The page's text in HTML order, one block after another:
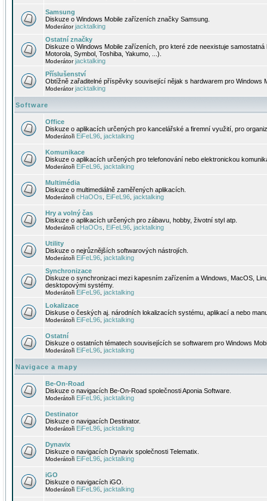
Samsung
Diskuze o Windows Mobile zařízeních značky Samsung.
Moderátorjacktalking
Ostatní značky
Diskuze o Windows Mobile zařízeních, pro které zde neexistuje
Motorola, Symbol, Toshiba, Yakumo, ...).
Moderátorjacktalking
Příslušenství
Obtížně zařaditelné příspěvky související nějak s hardwarem pro Windows
Moderátorjacktalking
Software
Office
Diskuze o aplikacích určených pro kancelářské a firemní využití, pro
Moderátoři EiFeL96 jacktalking
Komunikace
Diskuze o aplikacích určených pro telefonování nebo elektronickou
Moderátoři EiFeL96 jacktalking
Multimédia
Diskuze o multimediálně zaměřených aplikacích.
Moderátoři cHaOOs EiFeL96 jacktalking
Hry a volný čas
Diskuze o aplikacích určených pro zábavu, hobby, životní styl atp.
Moderátoři cHaOOs EiFeL96 jacktalking
Utility
Diskuze o nejrůznějších softwarových nástrojích.
Moderátoři EiFeL96 jacktalking
Synchronizace
Diskuze o synchronizaci mezi kapesním zařízením a Windows, MacOS,
desktopovými systémy.
Moderátoři EiFeL96 jacktalking
Lokalizace
Diskuse o českých aj. národních lokalizacích systému, aplikací a nebo
Moderátoři EiFeL96 jacktalking
Ostatní
Diskuze o ostatních tématech souvisejících se softwarem pro Windows
Moderátoři EiFeL96 jacktalking
Navigace a mapy
Be-On-Road
Diskuze o navigacích Be-On-Road společnosti Aponia Software.
Moderátoři EiFeL96 jacktalking
Destinator
Diskuze o navigacích Destinator.
Moderátoři EiFeL96 jacktalking
Dynavix
Diskuze o navigacích Dynavix společnosti Telematix.
Moderátoři EiFeL96 jacktalking
iGO
Diskuze o navigacích iGO.
Moderátoři EiFeL96 jacktalking